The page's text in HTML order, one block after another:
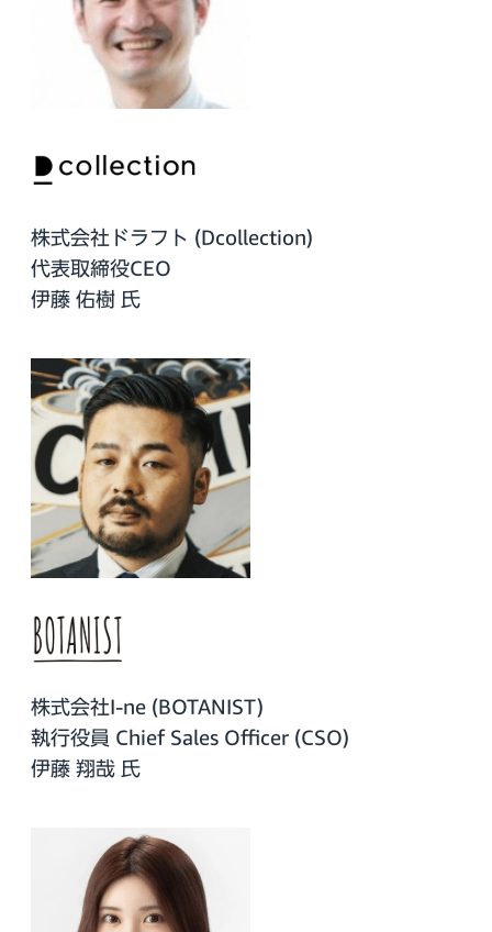
株式会社ドラフト (Dcollection)
代表取締役CEO
伊藤 佑樹 氏
株式会社I-ne (BOTANIST)
執行役員 Chief Sales Officer (CSO)
伊藤 翔哉 氏